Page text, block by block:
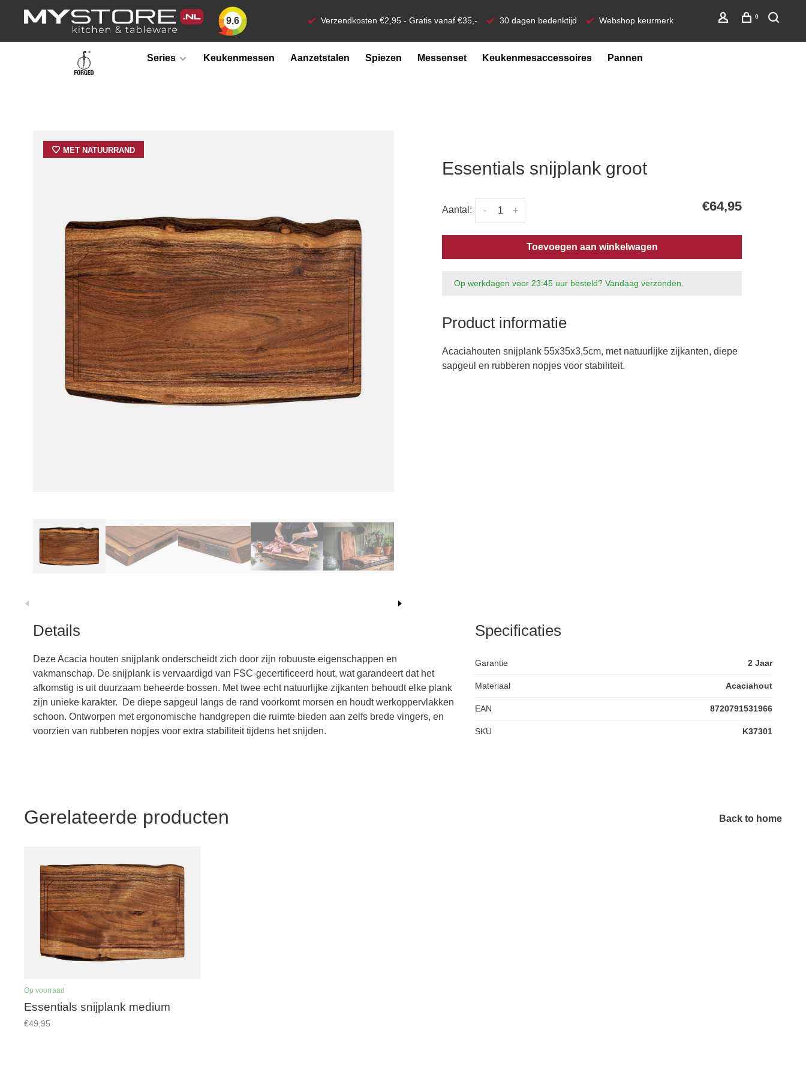
9,6 Verzendkosten €2,95 - Gratis vanaf €35,- 30 dagen bedenktijd Webshop keurmerk 0
Series Keukenmessen Aanzetstalen Spiezen Messenset Keukenmesaccessoires Pannen
MET NATUURRAND
Essentials snijplank groot
Aantal: +
- €64,95
Toevoegen aan winkelwagen
Op werkdagen voor 23:45 uur besteld? Vandaag verzonden.
Product informatie
Acaciahouten snijplank 55x35x3,5cm, met natuurlijke zijkanten, diepe
sapgeul en rubberen nopjes voor stabiliteit.
Details
Deze Acacia houten snijplank onderscheidt zich door zijn robuuste eigenschappen en
vakmanschap. De snijplank is vervaardigd van FSC-gecertificeerd hout, wat garandeert dat het
afkomstig is uit duurzaam beheerde bossen. Met twee echt natuurlijke zijkanten behoudt elke plank
zijn unieke karakter. De diepe sapgeul langs de rand voorkomt morsen en houdt werkoppervlakken
schoon. Ontworpen met ergonomische handgrepen die ruimte bieden aan zelfs brede vingers, en
voorzien van rubberen nopjes voor extra stabiliteit tijdens het snijden.
Specificaties
Garantie 2 Jaar
Materiaal Acaciahout
EAN 8720791531966
SKU K37301
Gerelateerde producten Back to home
Op voorraad
Essentials snijplank medium
€49,95